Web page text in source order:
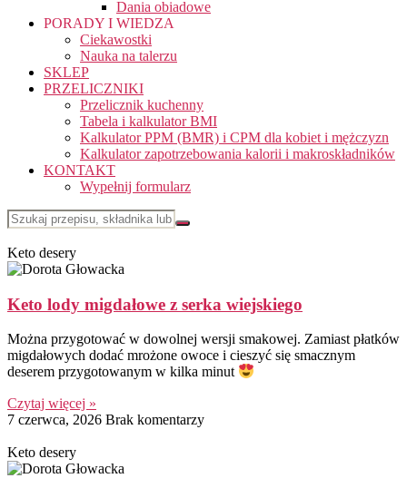
Dania obiadowe
PORADY I WIEDZA
Ciekawostki
Nauka na talerzu
SKLEP
PRZELICZNIKI
Przelicznik kuchenny
Tabela i kalkulator BMI
Kalkulator PPM (BMR) i CPM dla kobiet i mężczyzn
Kalkulator zapotrzebowania kalorii i makroskładników
KONTAKT
Wypełnij formularz
Keto desery
Keto lody migdałowe z serka wiejskiego
Można przygotować w dowolnej wersji smakowej. Zamiast płatków
migdałowych dodać mrożone owoce i cieszyć się smacznym
deserem przygotowanym w kilka minut
Czytaj więcej »
7 czerwca, 2026 Brak komentarzy
Keto desery